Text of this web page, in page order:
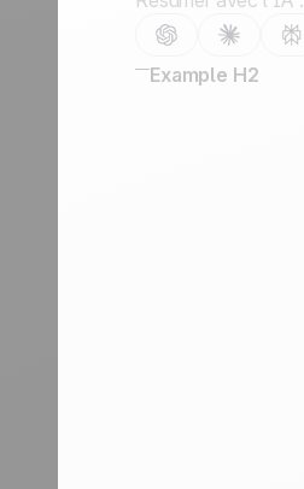
Nous contacter
Devenir partenaire
Example H2